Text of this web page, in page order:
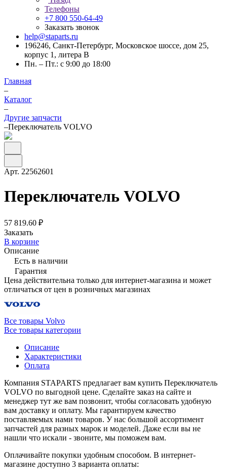
Телефоны
+7 800 550-64-49
Заказать звонок
help@staparts.ru
196246, Санкт-Петербург, Московское шоссе, дом 25,
корпус 1, литера В
Пн. – Пт.: с 9:00 до 18:00
Главная
–
Каталог
–
Другие запчасти
–Переключатель VOLVO
Арт. 22562601
Переключатель VOLVO
57 819.60 ₽
Заказать
В корзине
Описание
Есть в наличии
Гарантия
Цена действительна только для интернет-магазина и может
отличаться от цен в розничных магазинах
Все товары Volvo
Все товары категории
Описание
Характеристики
Оплата
Компания STAPARTS предлагает вам купить Переключатель
VOLVO по выгодной цене. Сделайте заказ на сайте и
менеджер тут же вам позвонит, чтобы согласовать удобную
вам доставку и оплату. Мы гарантируем качество
поставляемых нами товаров. У нас большой ассортимент
запчастей для разных марок и моделей. Даже если вы не
нашли что искали - звоните, мы поможем вам.
Оплачивайте покупки удобным способом. В интернет-
магазине доступно 3 варианта оплаты: